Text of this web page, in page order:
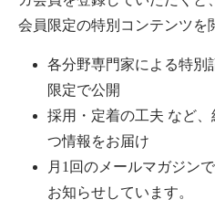
会員限定の特別コンテンツを
各分野専門家による特別
限定で公開
採用・定着の工夫 など
つ情報をお届け
月1回のメールマガジン
お知らせしています。